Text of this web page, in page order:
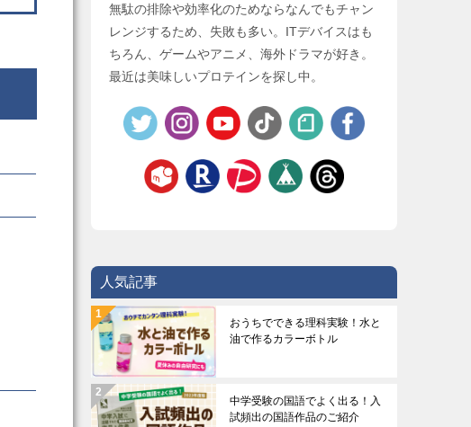
無駄の排除や効率化のためならなんでもチャン
レンジするため、失敗も多い。ITデバイスはも
ちろん、ゲームやアニメ、海外ドラマが好き。
最近は美味しいプロテインを探し中。
人気記事
おうちでできる理科実験！水と
油で作るカラーボトル
中学受験の国語でよく出る！入
試頻出の国語作品のご紹介